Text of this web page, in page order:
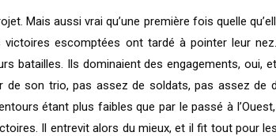
Mais aussi vrai qu’une première fois quelle
escomptées ont tardé à pointer leur
batailles. Ils dominaient des engagements,
son trio, pas assez de soldats, pas assez de
étant plus faibles que par le passé à
Il entrevit alors du mieux, et il fit tout pour